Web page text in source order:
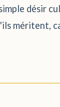
désir
méritent,